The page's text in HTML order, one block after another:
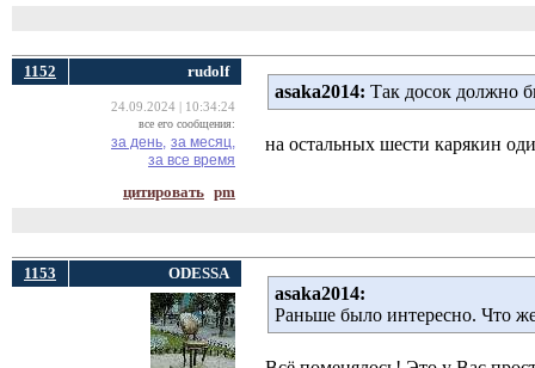
1152 rudolf
24.09.2024 | 10:34:24
все его сообщения:
за день, за месяц,
за все время
цитировать pm
asaka2014: Так досок должно
на остальных шести карякин
1153 ODESSA
asaka2014:
Раньше было интересно. Что